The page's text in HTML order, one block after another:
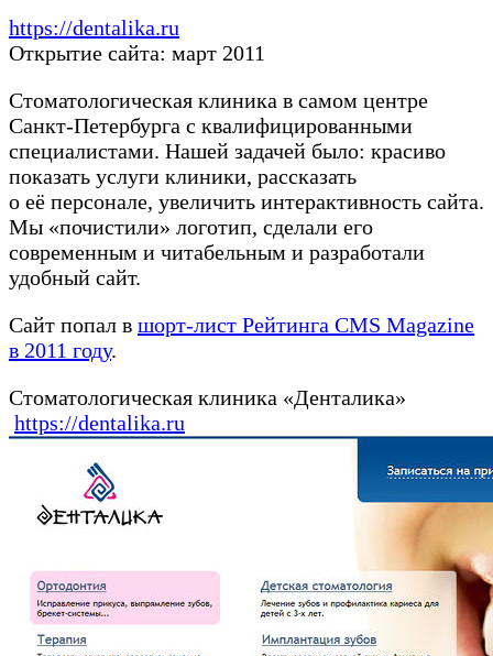
https://dentalika.ru
Открытие сайта: март 2011
Стоматологическая клиника в самом центре
Санкт-Петербурга с квалифицированными
специалистами. Нашей задачей было: красиво
показать услуги клиники, рассказать
о её персонале, увеличить интерактивность сайта.
Мы «почистили» логотип, сделали его
современным и читабельным и разработали
удобный сайт.
Сайт попал в шорт-лист Рейтинга CMS Magazine
в 2011 году.
Стоматологическая клиника «Денталика»
https://dentalika.ru